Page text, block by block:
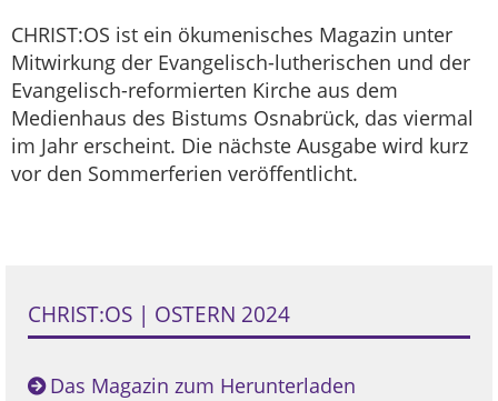
CHRIST:OS ist ein ökumenisches Magazin unter
Mitwirkung der Evangelisch-lutherischen und der
Evangelisch-reformierten Kirche aus dem
Medienhaus des Bistums Osnabrück, das viermal
im Jahr erscheint. Die nächste Ausgabe wird kurz
vor den Sommerferien veröffentlicht.
CHRIST:OS | OSTERN 2024
Das Magazin zum Herunterladen